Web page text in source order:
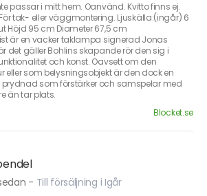
passar i mitt hem. Oanvänd. Kvitto finns ej.
tak- eller väggmontering. Ljuskälla:(ingår) 6
Höjd 95 cm Diameter 67,5 cm
är en vacker taklampa signerad Jonas
det gäller Bohlins skapande rör den sig i
och konst. Oavsett om den
eller som belysningsobjekt är den dock en
som förstärker och samspelar med
än tar plats.
Blocket.se
- Till försäljning i Igår